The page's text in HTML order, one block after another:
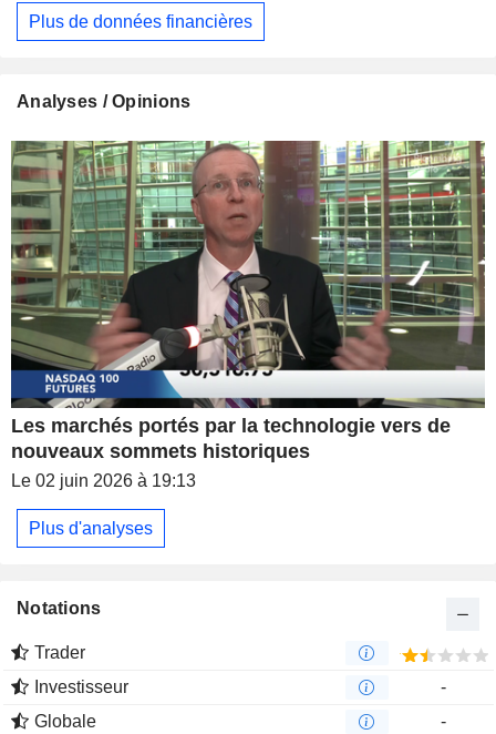
Plus de données financières
Analyses / Opinions
Les marchés portés par la technologie vers de
nouveaux sommets historiques
Le 02 juin 2026 à 19:13
Plus d'analyses
Notations
Trader
Investisseur
-
Globale
-